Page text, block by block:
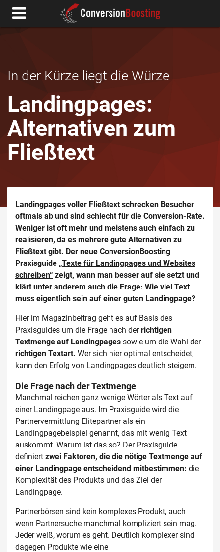
In der Kürze liegt die Würze
Landingpages:
Alternativen zum
Fließtext
Landingpages voller Fließtext schrecken Besucher
oftmals ab und sind schlecht für die Conversion-Rate.
Weniger ist oft mehr und meistens auch einfach zu
realisieren, da es mehrere gute Alternativen zu
Fließtext gibt. Der neue ConversionBoosting
Praxisguide „Texte für Landingpages und Websites
schreiben“ zeigt, wann man besser auf sie setzt und
klärt unter anderem auch die Frage: Wie viel Text
muss eigentlich sein auf einer guten Landingpage?
Hier im Magazinbeitrag geht es auf Basis des
Praxisguides um die Frage nach derrichtigen
Textmenge auf Landingpages sowie um die Wahl der
richtigen Textart. Wer sich hier optimal entscheidet,
kann den Erfolg von Landingpages deutlich steigern.
Die Frage nach der Textmenge
Manchmal reichen ganz wenige Wörter als Text auf
einer Landingpage aus. Im Praxisguide wird die
Partnervermittlung Elitepartner als ein
Landingpagebeispiel genannt, das mit wenig Text
auskommt. Warum ist das so? Der Praxisguide
definiert zwei Faktoren, die die nötige Textmenge auf
einer Landingpage entscheidend mitbestimmen: die
Komplexität des Produkts und das Ziel der
Landingpage.
Partnerbörsen sind kein komplexes Produkt, auch
wenn Partnersuche manchmal kompliziert sein mag.
Jeder weiß, worum es geht. Deutlich komplexer sind
dagegen Produkte wie eine